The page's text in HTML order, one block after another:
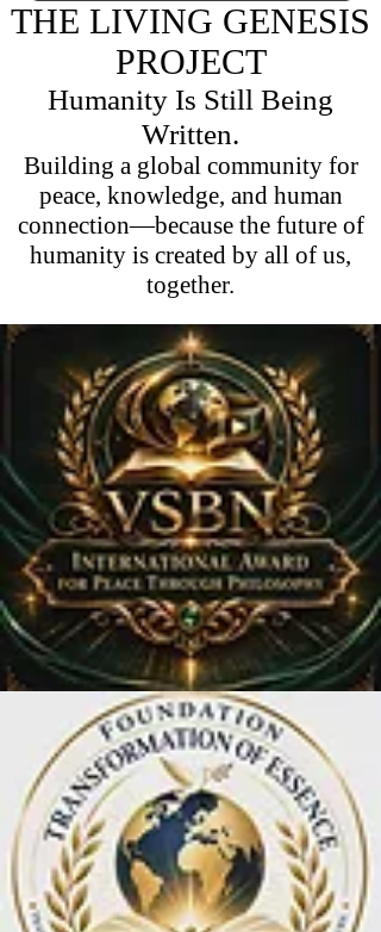
THE LIVING GENESIS
PROJECT
Humanity Is Still Being
Written.
Building a global community for
peace, knowledge, and human
connection—because the future of
humanity is created by all of us,
together.